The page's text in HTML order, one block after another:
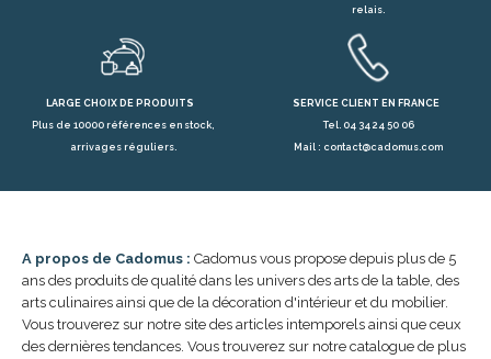
relais.
LARGE CHOIX DE PRODUITS
Plus de 10000 références en stock,
arrivages réguliers.
SERVICE CLIENT EN FRANCE
Tel. 04 34 24 50 06
Mail : contact@cadomus.com
A propos de Cadomus : Cadomus vous propose depuis plus de 5
ans des produits de qualité dans les univers des arts de la table, des
arts culinaires ainsi que de la décoration d'intérieur et du mobilier.
Vous trouverez sur notre site des articles intemporels ainsi que ceux
des dernières tendances. Vous trouverez sur notre catalogue de plus